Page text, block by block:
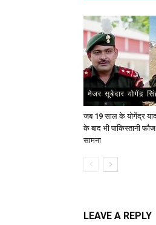
जब 19 साल के योगेंद्र
के बाद भी पाकिस्तानी
सामना
LEAVE A REPLY